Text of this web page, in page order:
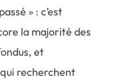
» : c’est
la majorité des
et
recherchent